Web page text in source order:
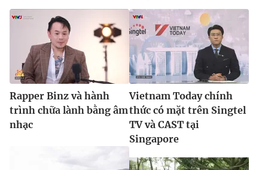
Rapper Binz và hành
trình chữa lành bằng âm
nhạc
Vietnam Today chính
thức có mặt trên Singtel
TV và CAST tại
Singapore